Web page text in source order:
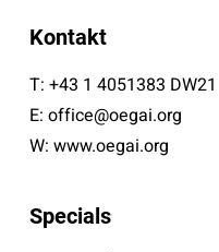
Kontakt
T: +43 1 4051383 DW21
E: office@oegai.org
W: www.oegai.org
Specials